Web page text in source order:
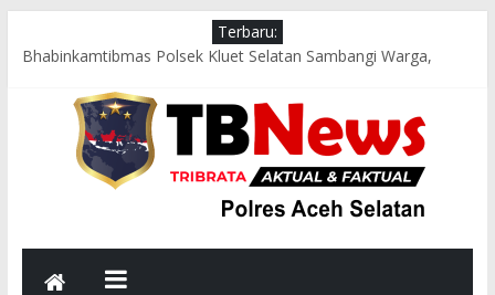
Terbaru:
Bhabinkamtibmas Polsek Kluet Selatan Sambangi Warga,
Jumat Berkah, Kapolsek Kluet Selatan Salurkan Bantuan
Sembako kepada Lansia dan Warga Kurang Mampu
Jumat Sehat, Polres Aceh Selatan Gelorakan Budaya Hidup
Sehat dan Peduli Lingkungan melalui Senam Bersama dan
PLN Evakuasi Pohon Tumbang, Jalur Nasional Kembali Lancar
Aksi Cepat Polres Aceh Selatan Evakuasi Pohon Tumbang,